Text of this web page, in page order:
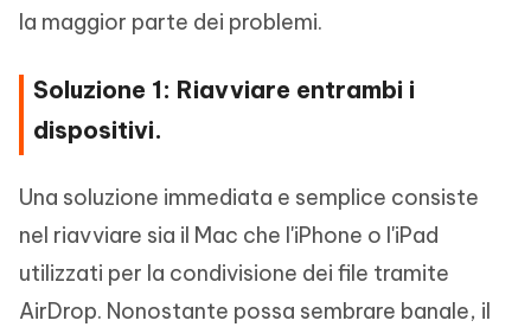
la maggior parte dei problemi.
Soluzione 1: Riavviare entrambi i
dispositivi.
Una soluzione immediata e semplice consiste
nel riavviare sia il Mac che l'iPhone o l'iPad
utilizzati per la condivisione dei file tramite
AirDrop. Nonostante possa sembrare banale, il